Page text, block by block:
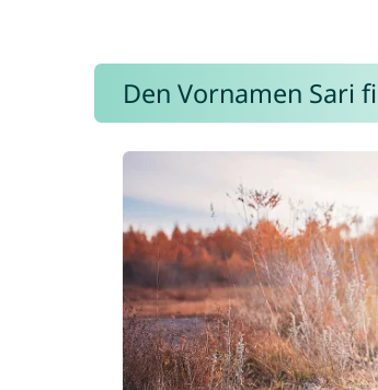
Den Vornamen Sari